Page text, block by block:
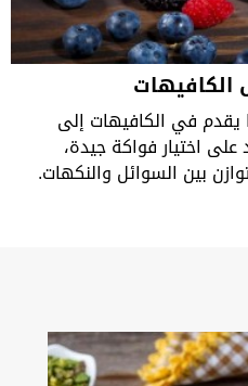
الكافيهات
يقدم في الكافيهات إلى
اختيار فواكة جيدة،
بين السوائل والنكهات.